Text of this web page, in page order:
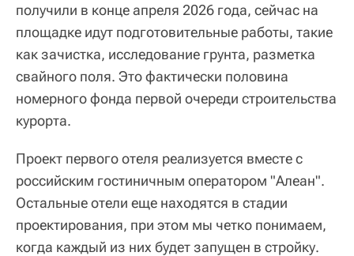
получили в конце апреля 2026 года, сейчас на
площадке идут подготовительные работы, такие
как зачистка, исследование грунта, разметка
свайного поля. Это фактически половина
номерного фонда первой очереди строительства
курорта.
Проект первого отеля реализуется вместе с
российским гостиничным оператором "Алеан".
Остальные отели еще находятся в стадии
проектирования, при этом мы четко понимаем,
когда каждый из них будет запущен в стройку.